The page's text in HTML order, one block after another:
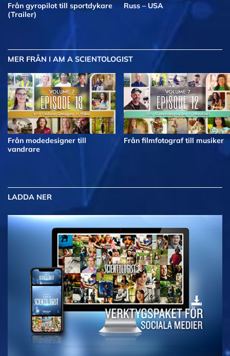
Från gyropilot till sportdykare
(Trailer)
Russ – USA
MER FRÅN I AM A SCIENTOLOGIST
Från modedesigner till
vandrare
Från filmfotograf till musiker
LADDA NER